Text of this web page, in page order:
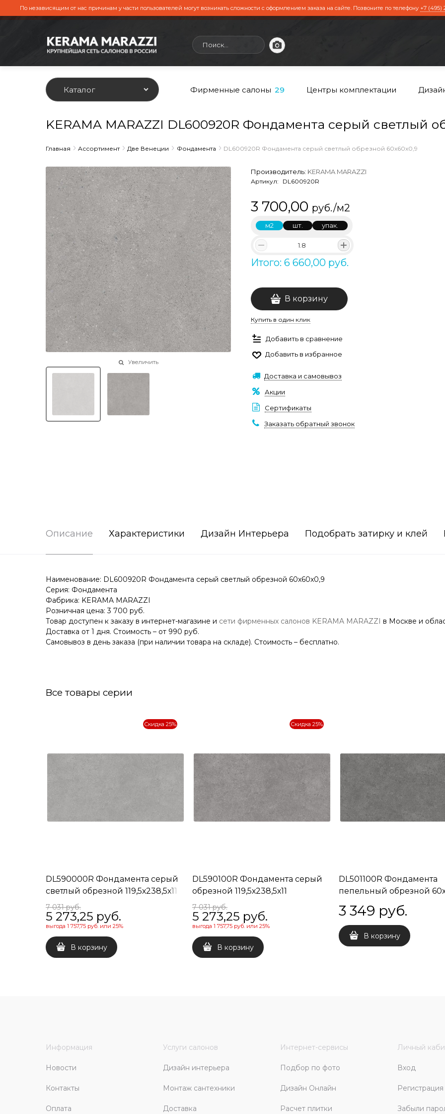
По независящим от нас причинам у части пользователей могут возникать сложности с оформлением заказа на сайте. Позвоните по телефону +7 (495)
Каталог Фирменные салоны 29 Центры комплектации
KERAMA MARAZZI DL600920R Фондамента серый светлый
Главная Ассортимент Две Венеции Фондамента DL600920R Фондамента серый светлый обрезной 60x60x0,9
Увеличить
Производитель: KERAMA MARAZZI
Артикул: DL600920R
3 700,00 руб./м2
м2 шт. упак.
Итого: 6 660,00 руб.
В корзину
Купить в один клик
Добавить в сравнение
Добавить в избранное
Доставка и самовывоз
Акции
Сертификаты
Заказать обратный звонок
Описание Характеристики Дизайн Интерьера Подобрать затирку и клей
Наименование: DL600920R Фондамента серый светлый обрезной 60x60x0,9
Серия: Фондамента
Фабрика: KERAMA MARAZZI
Розничная цена: 3 700 руб.
Товар доступен к заказу в интернет-магазине и сети фирменных салонов KERAMA MARAZZI в Москве и
Доставка от 1 дня. Стоимость – от 990 руб.
Самовывоз в день заказа (при наличии товара на складе). Стоимость – бесплатно.
Все товары серии
DL590000R Фондамента серый
светлый обрезной 119,5х238,5х11
Скидка 25%
7 031 руб.
5 273,25 руб.
выгода 1 757,75 руб. или 25%
В корзину
DL590100R Фондамента серый
обрезной 119,5х238,5х11
Скидка 25%
7 031 руб.
5 273,25 руб.
выгода 1 757,75 руб. или 25%
В корзину
DL501100R Фондамента
пепельный обрезной
3 349 руб.
В корзину
Информация
Новости
Контакты
Оплата
Услуги салонов
Дизайн интерьера
Монтаж сантехники
Доставка
Интернет-сервисы
Подбор по фото
Дизайн Онлайн
Расчет плитки
Личный
Вход
Регистрация
Забыли